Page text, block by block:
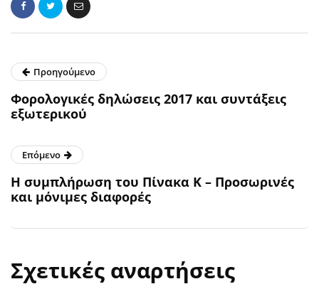
Προηγούμενο
Φορολογικές δηλώσεις 2017 και συντάξεις
εξωτερικού
Επόμενο
Η συμπλήρωση του Πίνακα Κ – Προσωρινές
και μόνιμες διαφορές
Σχετικές αναρτήσεις